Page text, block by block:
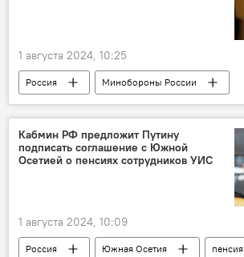
1 августа 2024, 10:25
Россия
Минобороны России
Новости
Северная Осетия
Мошенничество
Кабмин РФ предложит Путину
подписать соглашение с Южной
Осетией о пенсиях сотрудников УИС
1 августа 2024, 10:09
Россия Южная Осетия
пенсия